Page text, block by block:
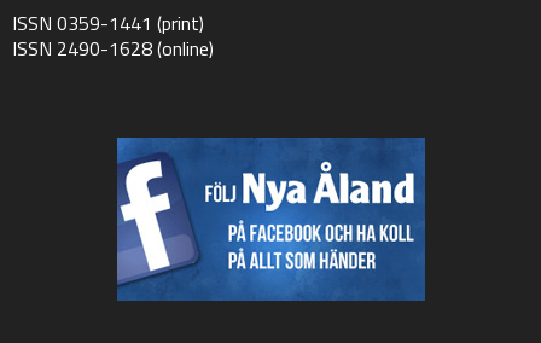
ISSN 0359-1441 (print)
ISSN 2490-1628 (online)